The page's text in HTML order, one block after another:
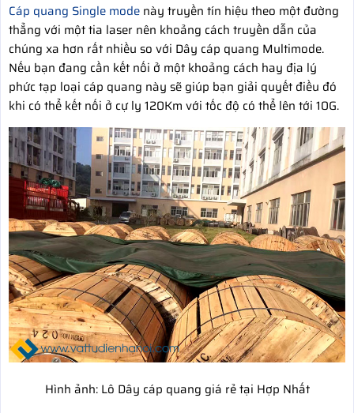
Cáp quang Single mode này truyền tín hiệu theo một đường
thẳng với một tia laser nên khoảng cách truyền dẫn của
chúng xa hơn rất nhiều so với Dây cáp quang Multimode.
Nếu bạn đang cần kết nối ở một khoảng cách hay địa lý
phức tạp loại cáp quang này sẽ giúp bạn giải quyết điều đó
khi có thể kết nối ở cự ly 120Km với tốc độ có thể lên tới 10G.
Hình ảnh: Lô Dây cáp quang giá rẻ tại Hợp Nhất